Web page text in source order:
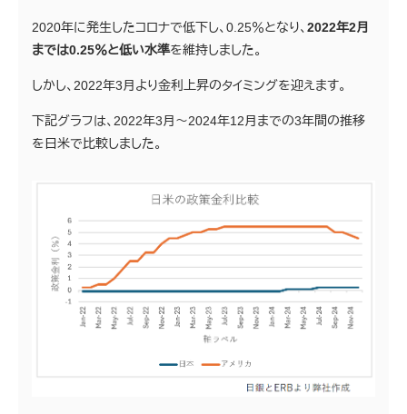
2020年に発生したコロナで低下し、0.25％となり、 2022年2月
までは0.25％と低い水準を維持しました。
しかし、2022年3月より金利上昇のタイミングを迎えます。
下記グラフは、2022年3月～2024年12月までの3年間の推移
を日米で比較しました。